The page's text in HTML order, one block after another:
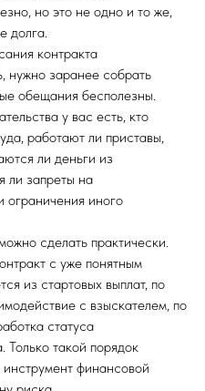
но это не одно и то же,
долга.
контракта
нужно заранее собрать
обещания бесполезны.
у вас есть, кто
работают ли приставы,
ли деньги из
ли запреты на
ограничения иного
сделать практически.
с уже понятным
из стартовых выплат, по
с взыскателем, по
статуса
Только такой порядок
инструмент финансовой